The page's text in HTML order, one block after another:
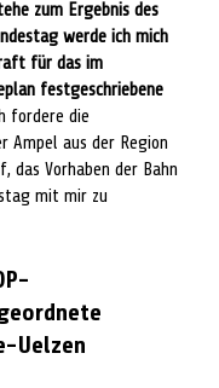
zum Ergebnis des
werde ich mich
für das im
festgeschriebene
fordere die
Ampel aus der Region
das Vorhaben der Bahn
mit mir zu
Uelzen